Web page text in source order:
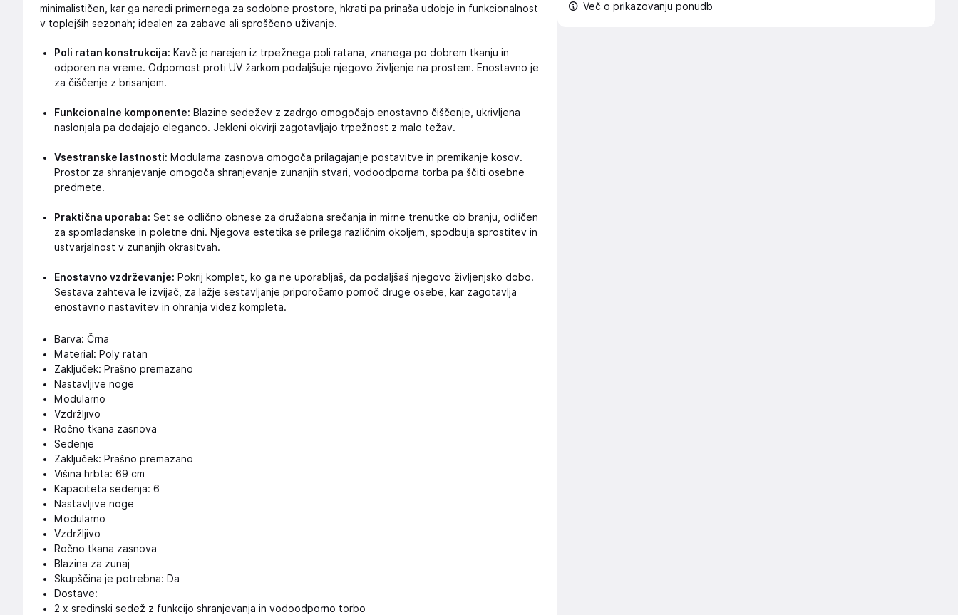
minimalističen, kar ga naredi primernega za sodobne prostore, hkrati pa prinaša udobje in funkcionalnost
v toplejših sezonah; idealen za zabave ali sproščeno uživanje.
Poli ratan konstrukcija: Kavč je narejen iz trpežnega poli ratana, znanega po dobrem tkanju in
odporen na vreme. Odpornost proti UV žarkom podaljšuje njegovo življenje na prostem. Enostavno je
za čiščenje z brisanjem.
Funkcionalne komponente: Blazine sedežev z zadrgo omogočajo enostavno čiščenje, ukrivljena
naslonjala pa dodajajo eleganco. Jekleni okvirji zagotavljajo trpežnost z malo težav.
Vsestranske lastnosti: Modularna zasnova omogoča prilagajanje postavitve in premikanje kosov.
Prostor za shranjevanje omogoča shranjevanje zunanjih stvari, vodoodporna torba pa ščiti osebne
predmete.
Praktična uporaba: Set se odlično obnese za družabna srečanja in mirne trenutke ob branju, odličen
za spomladanske in poletne dni. Njegova estetika se prilega različnim okoljem, spodbuja sprostitev in
ustvarjalnost v zunanjih okrasitvah.
Enostavno vzdrževanje: Pokrij komplet, ko ga ne uporabljaš, da podaljšaš njegovo življenjsko dobo.
Sestava zahteva le izvijač, za lažje sestavljanje priporočamo pomoč druge osebe, kar zagotavlja
enostavno nastavitev in ohranja videz kompleta.
Barva: Črna
Material: Poly ratan
Zaključek: Prašno premazano
Nastavljive noge
Modularno
Vzdržljivo
Ročno tkana zasnova
Sedenje
Zaključek: Prašno premazano
Višina hrbta: 69 cm
Kapaciteta sedenja: 6
Nastavljive noge
Modularno
Vzdržljivo
Ročno tkana zasnova
Blazina za zunaj
Skupščina je potrebna: Da
Dostave:
2 x sredinski sedež z funkcijo shranjevanja in vodoodporno torbo
Več o prikazovanju ponudb